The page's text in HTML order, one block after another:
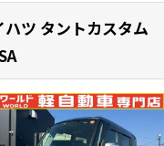
ハツ タントカスタム